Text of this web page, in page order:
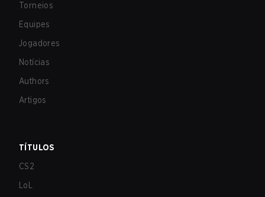
Torneios
Equipes
Jogadores
Notícias
Authors
Artigos
TÍTULOS
CS2
LoL